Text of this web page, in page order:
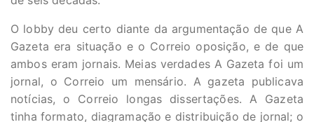
O lobby deu certo diante da argumentação de que A
Gazeta era situação e o Correio oposição, e de que
ambos eram jornais. Meias verdades A Gazeta foi um
jornal, o Correio um mensário. A gazeta publicava
notícias, o Correio longas dissertações. A Gazeta
tinha formato, diagramação e distribuição de jornal; o